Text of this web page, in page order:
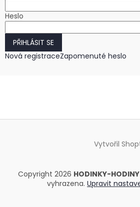
Heslo
PŘIHLÁSIT SE
Nová registraceZapomenuté heslo
Vytvořil
Copyright 2026 HODINKY-
vyhrazena. Upravit